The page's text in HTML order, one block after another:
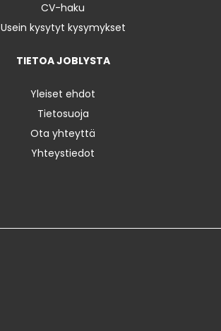
CV-haku
Usein kysytyt kysymykset
TIETOA JOBLYSTA
Yleiset ehdot
Tietosuoja
Ota yhteyttä
Yhteystiedot